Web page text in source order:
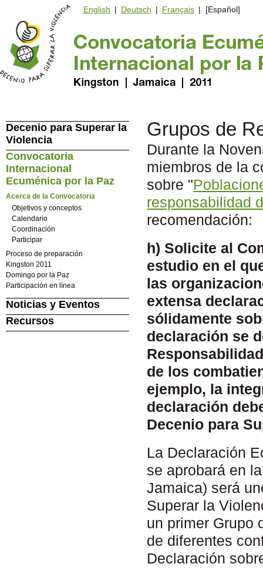
English | Deutsch | Français | [Español]
Grupos de
Durante la
miembros de la
sobre "
responsabilidad
recomendación:
h) Solicite al
estudio en el
las
extensa
sólidamente
declaración se
de los
ejemplo, la
declaración
Decenio para
La Declaración
se aprobará en
Jamaica) será
Superar la
un primer Grupo
de diferentes
Declaración
Decenio para Superar la
Violencia
Convocatoria
Internacional
Ecuménica por la Paz
Acerca de la Convocatoria
Objetivos y conceptos
Calendario
Coordinación
Participar
Proceso de preparación
Kingston 2011
Domingo por la Paz
Participación en línea
Noticias y Eventos
Recursos